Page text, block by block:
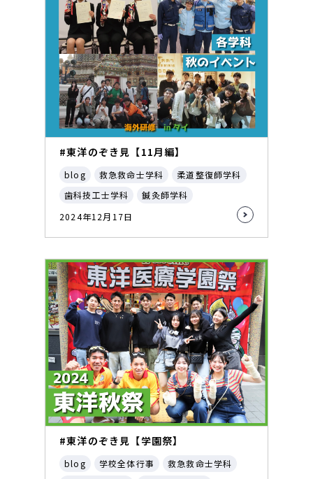
#東洋のぞき見【11月編】
blog 救急救命士学科
柔道整復師学科
歯科技工士学科
鍼灸師学科
2024年12月17日
#東洋のぞき見【学園祭】
blog 学校全体行事
救急救命士学科